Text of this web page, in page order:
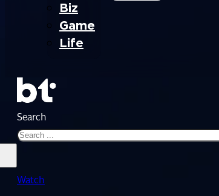
Biz
Game
Life
Search
Watch